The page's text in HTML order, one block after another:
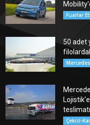
Fuarlar
50 adet
teslimatı
Çekici-